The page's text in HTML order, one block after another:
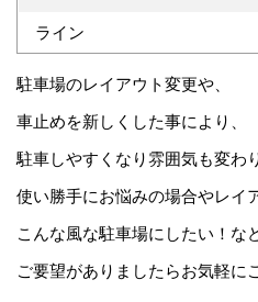
ライン
駐車場のレイアウト変更や、
車止めを新しくした事により、
駐車しやすくなり雰囲気も変わ
使い勝手にお悩みの場合やレイ
こんな風な駐車場にしたい！など
ご要望がありましたらお気軽